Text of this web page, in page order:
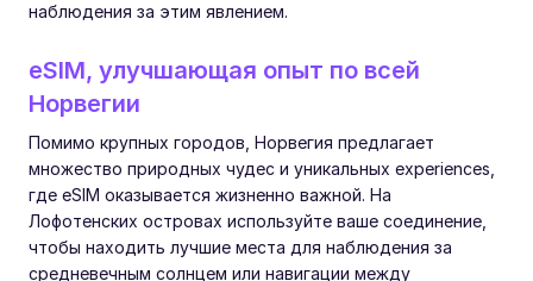
наблюдения за этим явлением.
eSIM, улучшающая опыт по всей
Норвегии
Помимо крупных городов, Норвегия предлагает
множество природных чудес и уникальных experiences,
где eSIM оказывается жизненно важной. На
Лофотенских островах используйте ваше соединение,
чтобы находить лучшие места для наблюдения за
средневечным солнцем или навигации между